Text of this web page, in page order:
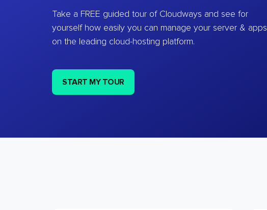
Take a FREE guided tour of Cloudways and see for
yourself how easily you can manage your server & apps
on the leading cloud-hosting platform.
START MY TOUR